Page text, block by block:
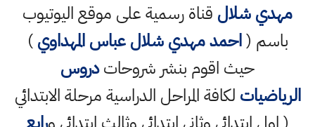
مهدي شلال قناة رسمية على موقع اليوتيوب
باسم (احمد مهدي شلال عباس المهداوي)
حيث اقوم بنشر شروحاتدروس
الرياضيات لكافة المراحل الدراسية مرحلة الابتدائي